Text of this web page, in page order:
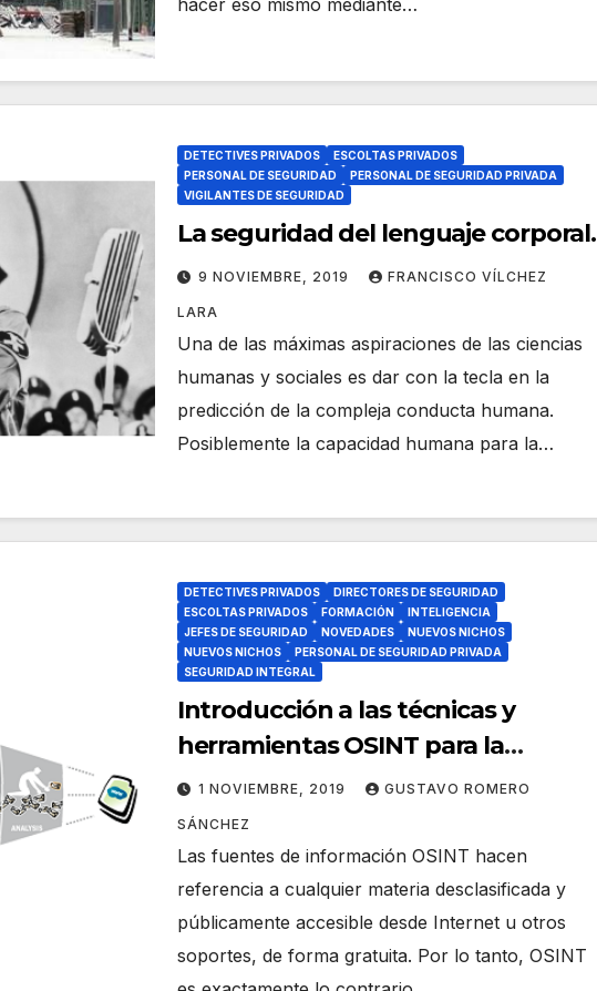
hacer eso mismo mediante…
DETECTIVES PRIVADOS
ESCOLTAS PRIVADOS
PERSONAL DE SEGURIDAD
PERSONAL DE SEGURIDAD PRIVADA
VIGILANTES DE SEGURIDAD
La seguridad del lenguaje corporal.
9 NOVIEMBRE, 2019 FRANCISCO VÍLCHEZ
LARA
Una de las máximas aspiraciones de las ciencias
humanas y sociales es dar con la tecla en la
predicción de la compleja conducta humana.
Posiblemente la capacidad humana para la…
DETECTIVES PRIVADOS
DIRECTORES DE SEGURIDAD
ESCOLTAS PRIVADOS
FORMACIÓN
INTELIGENCIA
JEFES DE SEGURIDAD
NOVEDADES
NUEVOS NICHOS
NUEVOS NICHOS
PERSONAL DE SEGURIDAD PRIVADA
SEGURIDAD INTEGRAL
Introducción a las técnicas y
herramientas OSINT para la
investigación en Internet.
1 NOVIEMBRE, 2019 GUSTAVO ROMERO
SÁNCHEZ
Las fuentes de información OSINT hacen
referencia a cualquier materia desclasificada y
públicamente accesible desde Internet u otros
soportes, de forma gratuita. Por lo tanto, OSINT